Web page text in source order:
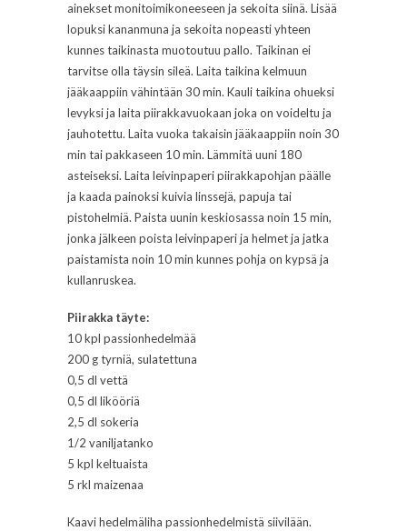
ainekset monitoimikoneeseen ja sekoita siinä. Lisää
lopuksi kananmuna ja sekoita nopeasti yhteen
kunnes taikinasta muotoutuu pallo. Taikinan ei
tarvitse olla täysin sileä. Laita taikina kelmuun
jääkaappiin vähintään 30 min. Kauli taikina ohueksi
levyksi ja laita piirakkavuokaan joka on voideltu ja
jauhotettu. Laita vuoka takaisin jääkaappiin noin 30
min tai pakkaseen 10 min. Lämmitä uuni 180
asteiseksi. Laita leivinpaperi piirakkapohjan päälle
ja kaada painoksi kuivia linssejä, papuja tai
pistohelmiä. Paista uunin keskiosassa noin 15 min,
jonka jälkeen poista leivinpaperi ja helmet ja jatka
paistamista noin 10 min kunnes pohja on kypsä ja
kullanruskea.
Piirakka täyte:
10 kpl passionhedelmää
200 g tyrniä, sulatettuna
0,5 dl vettä
0,5 dl likööriä
2,5 dl sokeria
1/2 vaniljatanko
5 kpl keltuaista
5 rkl maizenaa
Kaavi hedelmäliha passionhedelmistä siivilään.